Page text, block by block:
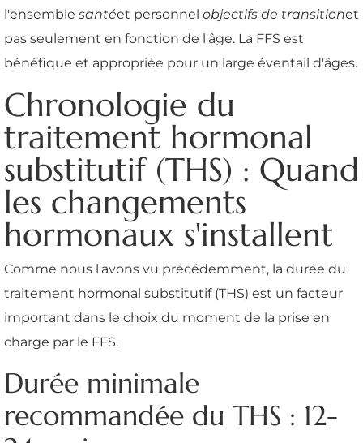
l'ensemble santéet personnel objectifs de transitionet
pas seulement en fonction de l'âge. La FFS est
bénéfique et appropriée pour un large éventail d'âges.
Chronologie du
traitement hormonal
substitutif (THS) : Quand
les changements
hormonaux s'installent
Comme nous l'avons vu précédemment, la durée du
traitement hormonal substitutif (THS) est un facteur
important dans le choix du moment de la prise en
charge par le FFS.
Durée minimale
recommandée du THS : 12-